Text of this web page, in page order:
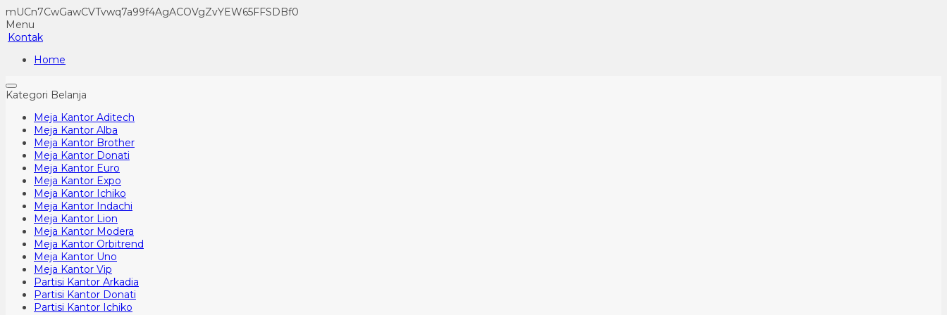
mUCn7CwGawCVTvwq7a99f4AgACOVgZvYEW65FFSDBf0
Menu
Kontak
Home
Kategori Belanja
Meja Kantor Aditech
Meja Kantor Alba
Meja Kantor Brother
Meja Kantor Donati
Meja Kantor Euro
Meja Kantor Expo
Meja Kantor Ichiko
Meja Kantor Indachi
Meja Kantor Lion
Meja Kantor Modera
Meja Kantor Orbitrend
Meja Kantor Uno
Meja Kantor Vip
Partisi Kantor Arkadia
Partisi Kantor Donati
Partisi Kantor Ichiko